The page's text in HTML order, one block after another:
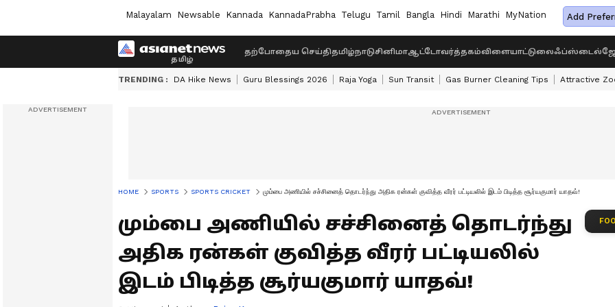
Malayalam Newsable Kannada KannadaPrabha Telugu Tamil Bangla Hindi Marathi MyNation Add
தற்போதைய செய்திதமிழ்நாடுசினிமாஆட்டோவர்த்தகம்விளையாட்டுலைஃப்ஸ்டைல்
TRENDING : DA Hike News Guru Blessings 2026 Raja Yoga Sun Transit Gas Burner Cleaning Tips Attractive
HOME SPORTS SPORTS CRICKET மும்பை அணியில் சச்சினைத் தொடர்ந்து அதிக ரன்கள் குவித்த வீரர் பட்டியலில் இடம் பிடித்த சூர்யகுமார் யாதவ்!
மும்பை அணியில் சச்சினைத் தொடர்ந்து
அதிக ரன்கள் குவித்த வீரர் பட்டியலில்
இடம் பிடித்த சூர்யகுமார் யாதவ்!